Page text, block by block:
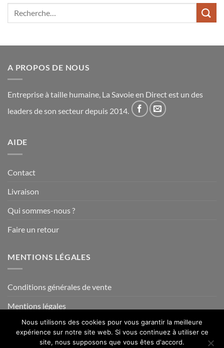
A PROPOS DE NOUS
Entreprise à taille humaine, La Savoie en Direct est un des
leaders de son secteur depuis 2014.
AIDE
Contact
Livraison
Qui sommes-nous ?
Faire un retour
MENTIONS LÉGALES
Conditions générales de vente
Mentions légales
Visa PayPal MasterCardCredit
Nous utilisons des cookies pour vous garantir la meilleure
expérience sur notre site web. Si vous continuez à utiliser ce
site, nous supposons que vous êtes d'accord.